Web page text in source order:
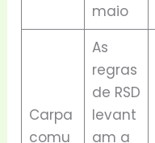
maio
Carpa
comu
As
regras
de RSD
levant
am a